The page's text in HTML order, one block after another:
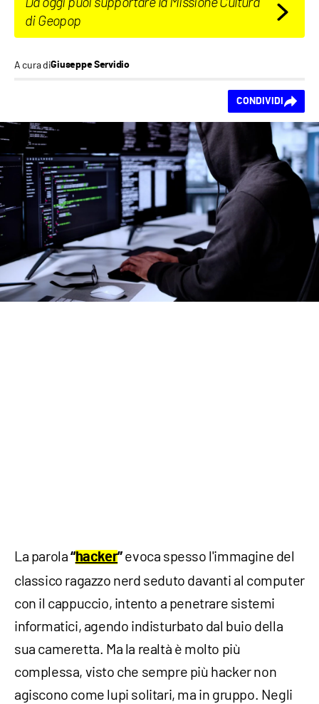
Da oggi puoi supportare la Missione Cultura
di Geopop
A cura diGiuseppe Servidio
CONDIVIDI
La parola “hacker”evoca spesso l'immagine del
classico ragazzo nerd seduto davanti al computer
con il cappuccio, intento a penetrare sistemi
informatici, agendo indisturbato dal buio della
sua cameretta. Ma la realtà è molto più
complessa, visto che sempre più hacker non
agiscono come lupi solitari, ma in gruppo. Negli